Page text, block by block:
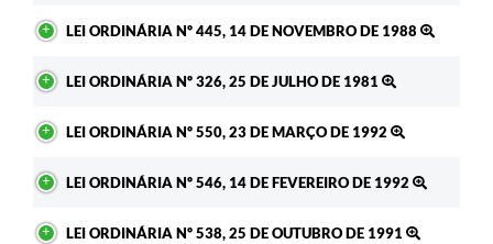
LEI ORDINÁRIA Nº 445, 14 DE NOVEMBRO DE 1988
LEI ORDINÁRIA Nº 326, 25 DE JULHO DE 1981
LEI ORDINÁRIA Nº 550, 23 DE MARÇO DE 1992
LEI ORDINÁRIA Nº 546, 14 DE FEVEREIRO DE 1992
LEI ORDINÁRIA Nº 538, 25 DE OUTUBRO DE 1991